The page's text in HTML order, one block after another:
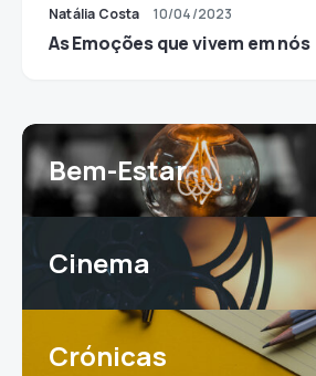
Natália Costa 10/04/2023
As Emoções que vivem em nós
Bem-Estar
Cinema
Crónicas